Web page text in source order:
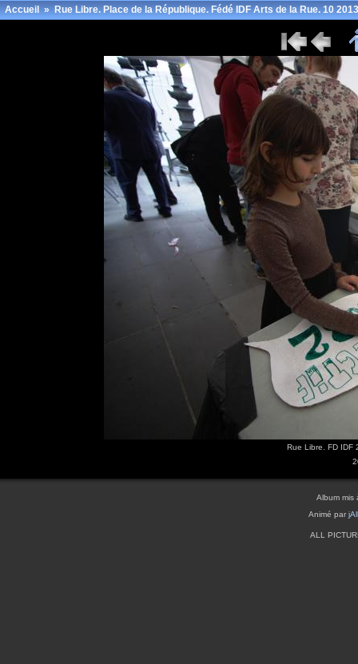
Accueil»Rue Libre. Place de la République. Fédé IDF Arts de la Rue. 10
Rue Libre. FD IDF
Album mis
Animé par
ALL